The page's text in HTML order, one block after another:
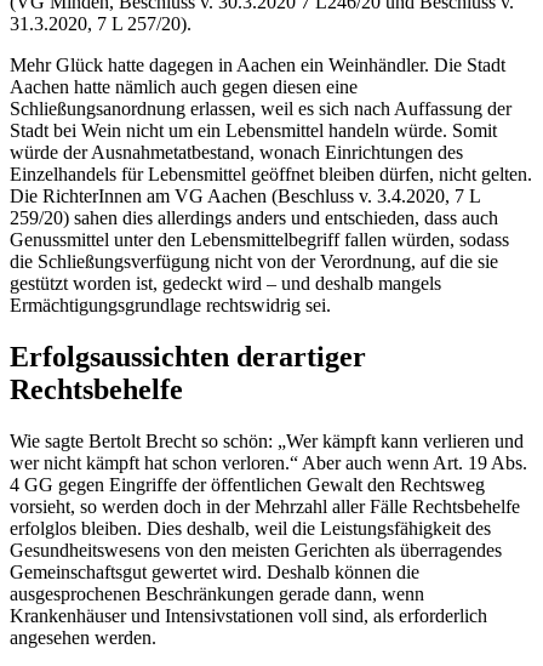
31.3.2020, 7 L 257/20).
Mehr Glück hatte dagegen in Aachen ein Weinhändler. Die Stadt
Aachen hatte nämlich auch gegen diesen eine
Schließungsanordnung erlassen, weil es sich nach Auffassung der
Stadt bei Wein nicht um ein Lebensmittel handeln würde. Somit
würde der Ausnahmetatbestand, wonach Einrichtungen des
Einzelhandels für Lebensmittel geöffnet bleiben dürfen, nicht gelten.
Die RichterInnen am VG Aachen (Beschluss v. 3.4.2020, 7 L
259/20) sahen dies allerdings anders und entschieden, dass auch
Genussmittel unter den Lebensmittelbegriff fallen würden, sodass
die Schließungsverfügung nicht von der Verordnung, auf die sie
gestützt worden ist, gedeckt wird – und deshalb mangels
Ermächtigungsgrundlage rechtswidrig sei.
Erfolgsaussichten derartiger
Rechtsbehelfe
Wie sagte Bertolt Brecht so schön: „Wer kämpft kann verlieren und
wer nicht kämpft hat schon verloren.“ Aber auch wenn Art. 19 Abs.
4 GG gegen Eingriffe der öffentlichen Gewalt den Rechtsweg
vorsieht, so werden doch in der Mehrzahl aller Fälle Rechtsbehelfe
erfolglos bleiben. Dies deshalb, weil die Leistungsfähigkeit des
Gesundheitswesens von den meisten Gerichten als überragendes
Gemeinschaftsgut gewertet wird. Deshalb können die
ausgesprochenen Beschränkungen gerade dann, wenn
Krankenhäuser und Intensivstationen voll sind, als erforderlich
angesehen werden.